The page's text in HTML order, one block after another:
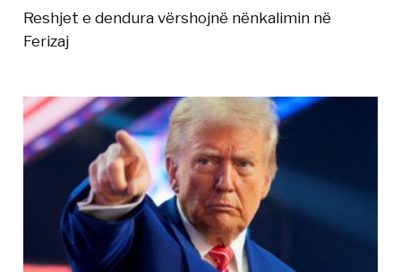
Reshjet e dendura vërshojnë nënkalimin në
Ferizaj